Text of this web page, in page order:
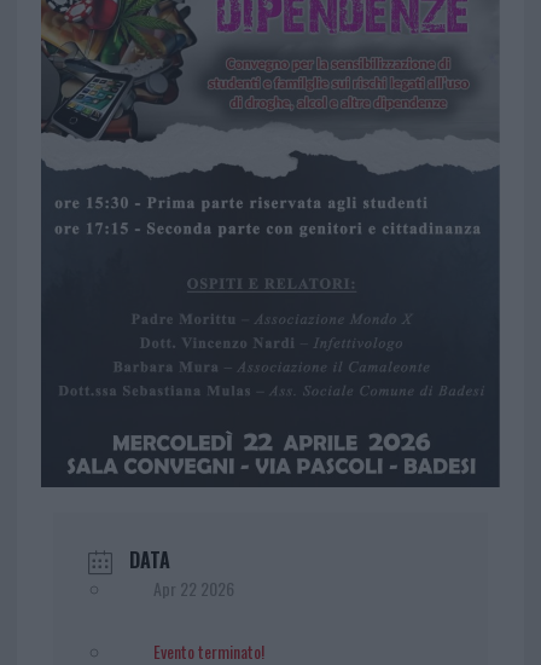
DATA
Apr 22 2026
Evento terminato!